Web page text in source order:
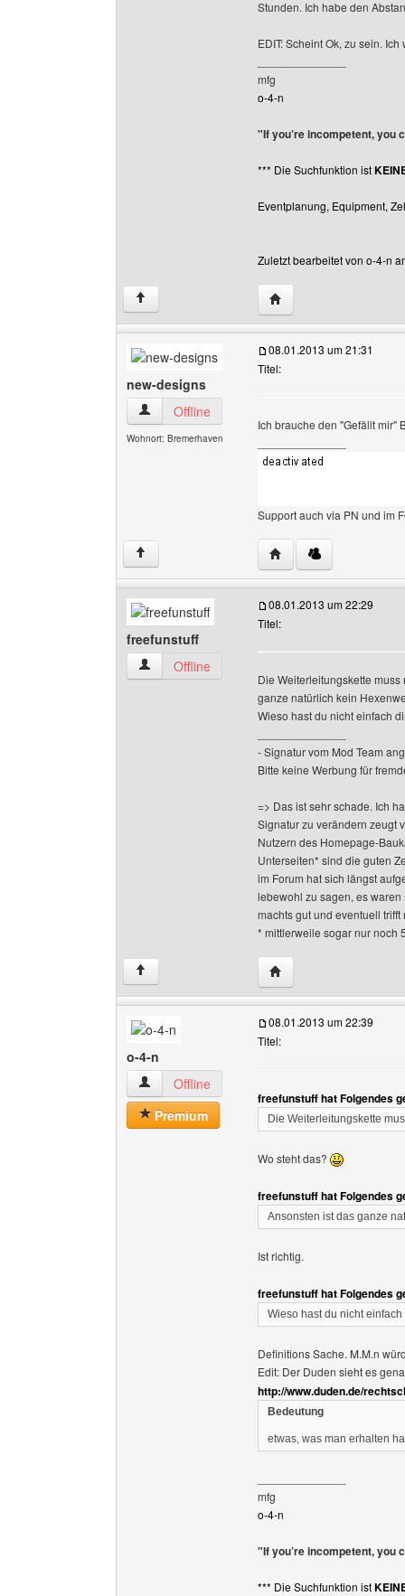
Stunden. Ich habe den
EDIT: Scheint Ok, zu sein.
mfg
o-4-n
"If you’re incompetent, you
*** Die Suchfunktion ist
Eventplanung, Equipment,
Zuletzt bearbeitet von o-4-n
↑ Website dieses
new-designs
new-designs Benutzer-Profile anzeigen
Offline
Wohnort: Bremerhaven
08.01.2013 um 21:31
Titel:
Ich brauche den "Gefällt mir"
Support auch via PN und im
↑ Website dieses
freefunstuff
freefunstuff Benutzer-Profile anzeigen
Offline
08.01.2013 um 22:29
Titel:
Die Weiterleitungskette
ganze natürlich kein
Wieso hast du nicht einfach
- Signatur vom Mod Team
Bitte keine Werbung für
=> Das ist sehr schade. Ich
Signatur zu verändern zeugt
Nutzern des Homepage-
Unterseiten* sind die guten
im Forum hat sich längst
lebewohl zu sagen, es
machts gut und eventuell
* mittlerweile sogar nur noch
↑ Website dieses
o-4-n
o-4-n Benutzer-Profile anzeigen
Offline
Premium
08.01.2013 um 22:39
Titel:
freefunstuff hat Folgendes
Die Weiterleitungskette
Wo steht das?
freefunstuff hat Folgendes
Ansonsten ist das ganze
Ist richtig.
freefunstuff hat Folgendes
Wieso hast du nicht
Definitions Sache. M.M.n
Edit: Der Duden sieht es
http://www.duden.de/
Bedeutung
etwas, was man erhalten
mfg
o-4-n
"If you’re incompetent, you
*** Die Suchfunktion ist